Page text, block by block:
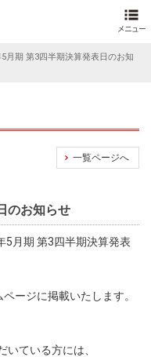
5月期 第3四半期決算発表日のお知
一覧ページへ
のお知らせ
5月期 第3四半期決算発表
ージに掲載いたします。
いている方には、